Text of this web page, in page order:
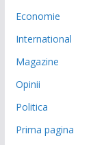
Economie
International
Magazine
Opinii
Politica
Prima pagina